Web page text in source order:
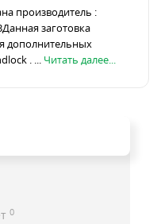
производитель :
заготовка
дополнительных
. ... Читать далее...
0